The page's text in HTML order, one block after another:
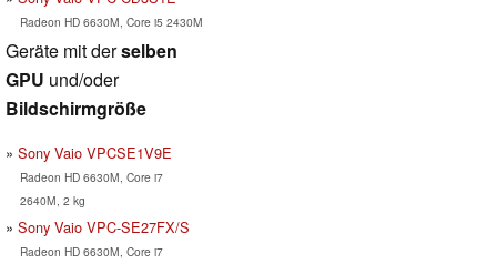
Radeon HD 6630M, Core i5 2430M
Geräte mit derselben
GPU und/oder
Bildschirmgröße
Sony Vaio VPCSE1V9E
Radeon HD 6630M, Core i7
2640M, 2 kg
Sony Vaio VPC-SE27FX/S
Radeon HD 6630M, Core i7